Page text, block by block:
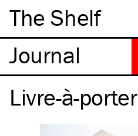
The Shelf
Livre-à-porter